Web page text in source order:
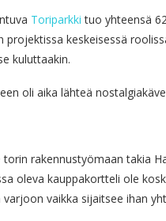
Toriparkki tuo yhteensä
projektissa keskeisessä
kuluttaakin.
oli aika lähteä
torin rakennustyömaan takia
oleva kauppakortteli ole
vaikka sijaitsee ihan